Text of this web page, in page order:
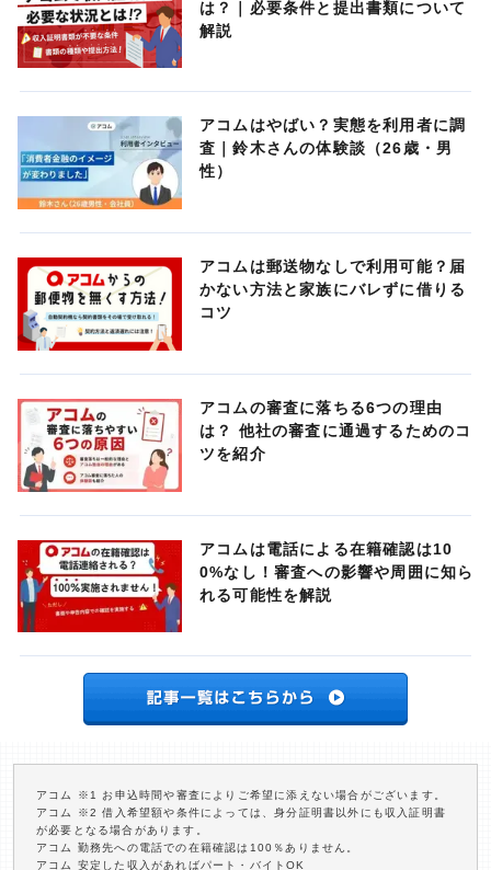
は？｜必要条件と提出書類について
解説
アコムはやばい？実態を利用者に調
査｜鈴木さんの体験談（26歳・男
性）
アコムは郵送物なしで利用可能？届
かない方法と家族にバレずに借りる
コツ
アコムの審査に落ちる6つの理由
は？ 他社の審査に通過するためのコ
ツを紹介
アコムは電話による在籍確認は10
0%なし！審査への影響や周囲に知ら
れる可能性を解説
アコム ※1 お申込時間や審査によりご希望に添えない場合がございます。
アコム ※2 借入希望額や条件によっては、身分証明書以外にも収入証明書
が必要となる場合があります。
アコム 勤務先への電話での在籍確認は100％ありません。
アコム 安定した収入があればパート・バイトOK